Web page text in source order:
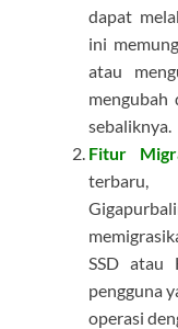
dapat
ini
atau
mengubah
sebaliknya.
Fitur
SSD atau
pengguna
operasi